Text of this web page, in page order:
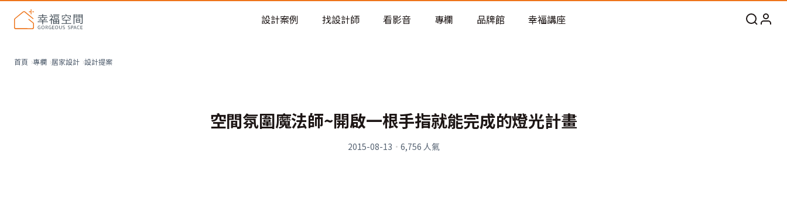
老屋預算分配與高 CP 值煥新術
設計案例 找設計師 看影音 專欄 品牌館 幸福講座
首頁 專欄 居家設計 設計提案
空間氛圍魔法師~開啟一根手指就能完成的燈光計畫
2015-08-13 · 6,756 人氣